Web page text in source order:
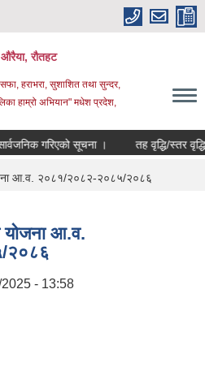
रौतहट
हराभरा, सुशाशित तथा सुन्दर,
हाम्रो अभियान" मधेश प्रदेश,
गरिएको सूचना । तह वृद्धि/स्तर
आ.व. २०८१/२०८२-२०८५/२०८६
योजना आ.व.
२०८६
- 13:58